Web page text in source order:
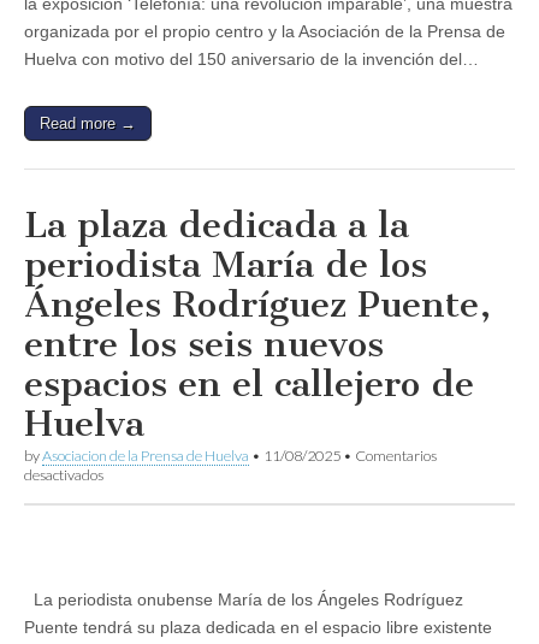
organizada por el propio centro y la Asociación de la Prensa de
Huelva con motivo del 150 aniversario de la invención del…
Read more →
La plaza dedicada a la
periodista María de los
Ángeles Rodríguez Puente,
entre los seis nuevos
espacios en el callejero de
Huelva
byAsociacion de la Prensa de Huelva • 11/08/2025 • Comentarios
desactivadosen
periodista
María
de
La periodista onubense María de los Ángeles Rodríguez
Puente tendrá su plaza dedicada en el espacio libre existente